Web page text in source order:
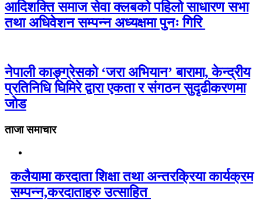
आदिशक्ति समाज सेवा क्लबको पहिलो साधारण सभा
तथा अधिवेशन सम्पन्न अध्यक्षमा पुनः गिरि
नेपाली काङ्ग्रेसको ‘जरा अभियान’ बारामा, केन्द्रीय
प्रतिनिधि घिमिरे द्वारा एकता र संगठन सुदृढीकरणमा
जोड
ताजा समाचार
कलैयामा करदाता शिक्षा तथा अन्तरक्रिया कार्यक्रम
सम्पन्न,करदाताहरु उत्साहित